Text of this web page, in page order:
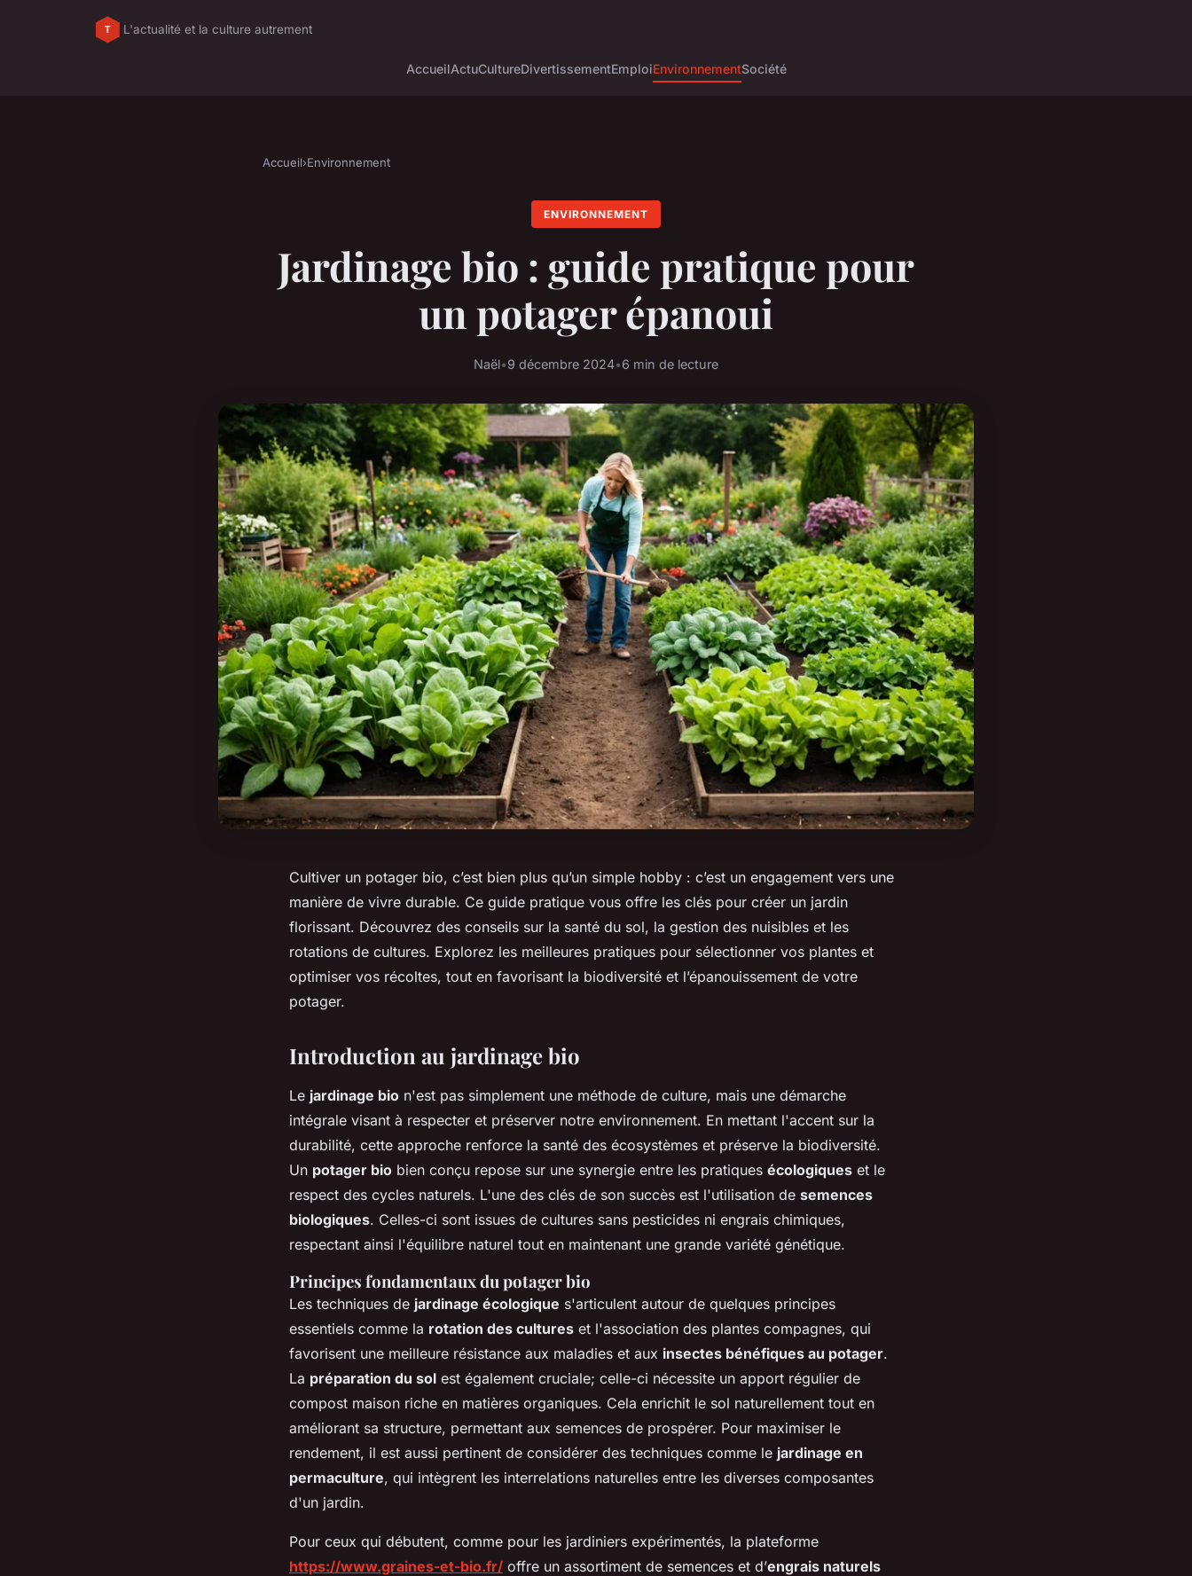
L'actualité et la culture autrement
AccueilActuCultureDivertissementEmploiEnvironnementSociété
Accueil›Environnement
ENVIRONNEMENT
Jardinage bio : guide pratique pour
un potager épanoui
Naël•9 décembre 2024•6 min de lecture
Cultiver un potager bio, c’est bien plus qu’un simple hobby : c’est un engagement vers une
manière de vivre durable. Ce guide pratique vous offre les clés pour créer un jardin
florissant. Découvrez des conseils sur la santé du sol, la gestion des nuisibles et les
rotations de cultures. Explorez les meilleures pratiques pour sélectionner vos plantes et
optimiser vos récoltes, tout en favorisant la biodiversité et l’épanouissement de votre
potager.
Introduction au jardinage bio
Le jardinage bio n'est pas simplement une méthode de culture, mais une démarche
intégrale visant à respecter et préserver notre environnement. En mettant l'accent sur la
durabilité, cette approche renforce la santé des écosystèmes et préserve la biodiversité.
Un potager bio bien conçu repose sur une synergie entre les pratiques écologiques et le
respect des cycles naturels. L'une des clés de son succès est l'utilisation de semences
biologiques. Celles-ci sont issues de cultures sans pesticides ni engrais chimiques,
respectant ainsi l'équilibre naturel tout en maintenant une grande variété génétique.
Principes fondamentaux du potager bio
Les techniques de jardinage écologique s'articulent autour de quelques principes
essentiels comme la rotation des cultures et l'association des plantes compagnes, qui
favorisent une meilleure résistance aux maladies et aux insectes bénéfiques au potager.
La préparation du sol est également cruciale; celle-ci nécessite un apport régulier de
compost maison riche en matières organiques. Cela enrichit le sol naturellement tout en
améliorant sa structure, permettant aux semences de prospérer. Pour maximiser le
rendement, il est aussi pertinent de considérer des techniques comme le jardinage en
permaculture, qui intègrent les interrelations naturelles entre les diverses composantes
d'un jardin.
Pour ceux qui débutent, comme pour les jardiniers expérimentés, la plateforme
https://www.graines-et-bio.fr/ offre un assortiment de semences et d’engrais naturels